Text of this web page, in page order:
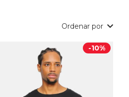
Ordenar por
-10%